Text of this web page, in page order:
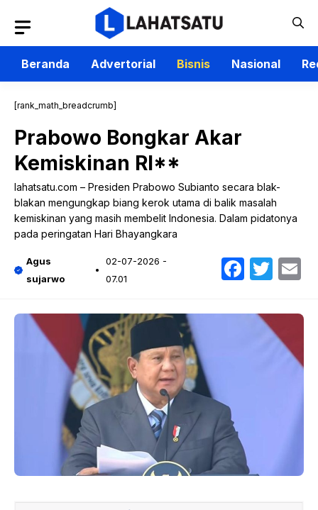
isi
Beranda
Advertorial Bisnis Nasional
[rank_math_breadcrumb]
Prabowo Bongkar Akar
Kemiskinan RI**
lahatsatu.com – Presiden Prabowo Subianto secara blak-
blakan mengungkap biang kerok utama di balik masalah
kemiskinan yang masih membelit Indonesia. Dalam pidatonya
pada peringatan Hari Bhayangkara
Agus
sujarwo
02-07-2026 -
07.01